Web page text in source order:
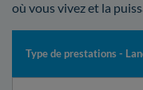
où vous vivez et la
Type de prestations -